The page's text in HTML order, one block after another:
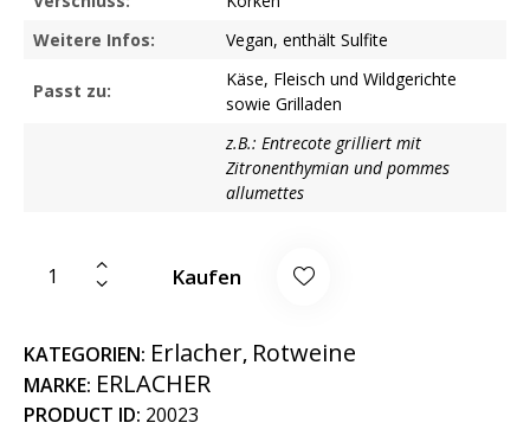
Weitere Infos:
Vegan, enthält Sulfite
Passt zu:
Käse, Fleisch und Wildgerichte
sowie Grilladen
z.B.: Entrecote grilliert mit
Zitronenthymian und pommes
allumettes
Kaufen
KATEGORIEN: Erlacher, Rotweine
MARKE: ERLACHER
PRODUCT ID: 20023